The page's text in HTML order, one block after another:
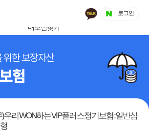
로그인
위한 보장자산
험
)우리WON하는VIP플러스정기보험:일반심